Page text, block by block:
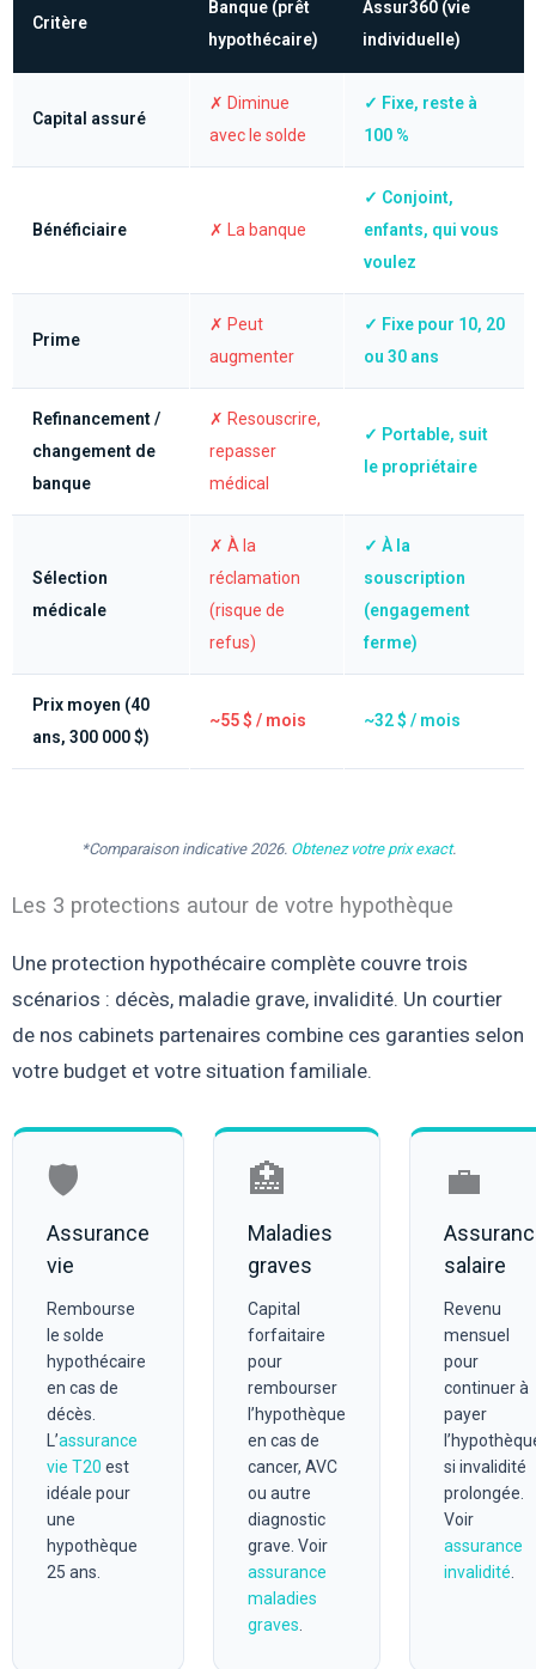
Critère
Banque (prêt
hypothécaire)
Assur360 (vie
individuelle)
Capital assuré
✗ Diminue
avec le solde
✓ Fixe, reste à
100 %
Bénéficiaire ✗ La banque
✓ Conjoint,
enfants, qui vous
voulez
Prime
✗ Peut
augmenter
✓ Fixe pour 10, 20
ou 30 ans
Refinancement /
changement de
banque
✗ Resouscrire,
repasser
médical
✓ Portable, suit
le propriétaire
Sélection
médicale
✗ À la
réclamation
(risque de
refus)
✓ À la
souscription
(engagement
ferme)
Prix moyen (40
ans, 300 000 $)
~55 $ / mois ~32 $ / mois
*Comparaison indicative 2026. Obtenez votre prix exact.
Les 3 protections autour de votre hypothèque
Une protection hypothécaire complète couvre trois
scénarios : décès, maladie grave, invalidité. Un courtier
de nos cabinets partenaires combine ces garanties selon
votre budget et votre situation familiale.
🛡️
Assurance
vie
Rembourse
le solde
hypothécaire
en cas de
décès.
L’assurance
vie T20 est
idéale pour
une
hypothèque
25 ans.
🏥
Maladies
graves
Capital
forfaitaire
pour
rembourser
l’hypothèque
en cas de
cancer, AVC
ou autre
diagnostic
grave. Voir
assurance
maladies
graves.
💼
salaire
Revenu
mensuel
pour
continuer à
payer
si invalidité
prolongée.
Voir
assurance
invalidité.